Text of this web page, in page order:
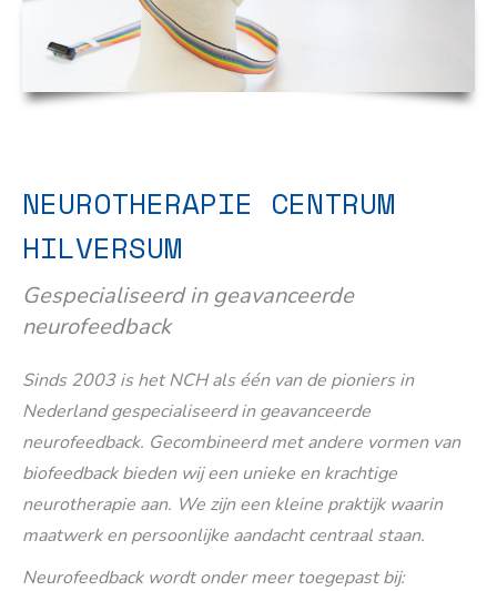
NEUROTHERAPIE CENTRUM
HILVERSUM
Gespecialiseerd in geavanceerde
neurofeedback
Sinds 2003 is het NCH als één van de pioniers in
Nederland gespecialiseerd in geavanceerde
neurofeedback. Gecombineerd met andere vormen van
biofeedback bieden wij een unieke en krachtige
neurotherapie aan. We zijn een kleine praktijk waarin
maatwerk en persoonlijke aandacht centraal staan.
Neurofeedback wordt onder meer toegepast bij: